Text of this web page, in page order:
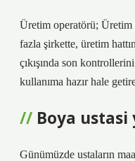
Üretim operatörü;
fazla şirkette, üretim
çıkışında son
kullanıma hazır hale
Boya ustasi
Günümüzde ustaların